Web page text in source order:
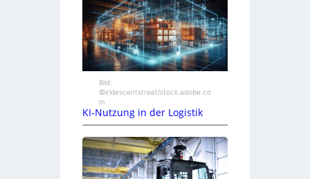
Bild:
©iridescentstreet/stock.adobe.co
m
KI-Nutzung in der Logistik